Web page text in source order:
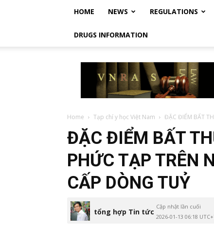
HOME NEWS REGULATIONS
DRUGS INFORMATION
Vietnam
Regulatory
Affairs
Society
Luật
Việt
Nam
Home Tạp chí y học Việt Nam ĐẶC ĐIỂM BẤT
ĐẶC ĐIỂM BẤT
PHỨC TẠP TRÊN
CẤP DÒNG TUỶ
tổng hợp Tin tức
Cập nhật lần cuối
2026-01-13 06:18